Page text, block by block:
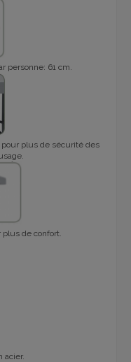
personne: 61 cm.
plus de sécurité des
plus de confort.
acier.